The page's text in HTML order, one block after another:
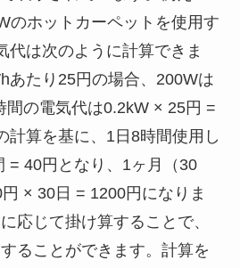
のホットカーペットを使用す
代は次のように計算できま
あたり25円の場合、200Wは
間の電気代は0.2kW × 25円 =
計算を基に、1日8時間使用し
= 40円となり、1ヶ月（30
× 30日 = 1200円になりま
応じて掛け算することで、
ることができます。計算を